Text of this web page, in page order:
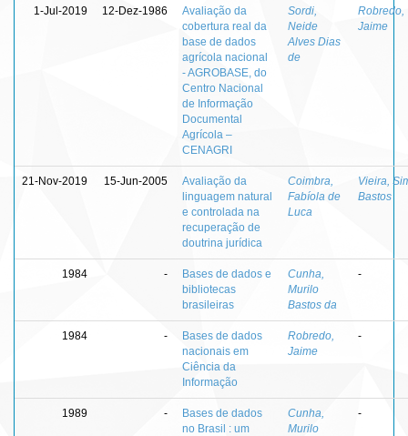
1-Jul-2019 12-Dez-1986
Avaliação da
cobertura real da
base de dados
agrícola nacional
- AGROBASE, do
Centro Nacional
de Informação
Documental
Agrícola –
CENAGRI
Sordi,
Neide
Alves Dias
de
Robredo,
Jaime
21-Nov-2019 15-Jun-2005
Avaliação da
linguagem natural
e controlada na
recuperação de
doutrina jurídica
Coimbra,
Fabíola de
Luca
Vieira,
Bastos
1984 -
Bases de dados e
bibliotecas
brasileiras
Cunha,
Murilo
Bastos da
-
1984 -
Bases de dados
nacionais em
Ciência da
Informação
Robredo,
Jaime
-
1989 -
Bases de dados
no Brasil : um
Cunha,
Murilo
-